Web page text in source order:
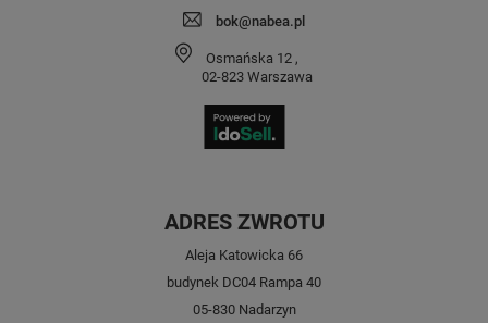
bok@nabea.pl
Osmańska 12 ,
02-823 Warszawa
ADRES ZWROTU
Aleja Katowicka 66
budynek DC04 Rampa 40
05-830 Nadarzyn